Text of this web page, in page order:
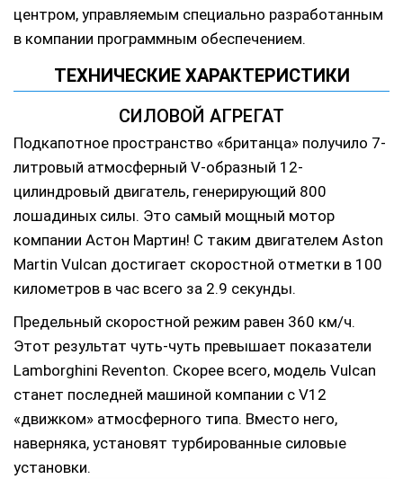
центром, управляемым специально разработанным
в компании программным обеспечением.
ТЕХНИЧЕСКИЕ ХАРАКТЕРИСТИКИ
СИЛОВОЙ АГРЕГАТ
Подкапотное пространство «британца» получило 7-
литровый атмосферный V-образный 12-
цилиндровый двигатель, генерирующий 800
лошадиных силы. Это самый мощный мотор
компании Астон Мартин! С таким двигателем Aston
Martin Vulcan достигает скоростной отметки в 100
километров в час всего за 2.9 секунды.
Предельный скоростной режим равен 360 км/ч.
Этот результат чуть-чуть превышает показатели
Lamborghini Reventon. Скорее всего, модель Vulcan
станет последней машиной компании с V12
«движком» атмосферного типа. Вместо него,
наверняка, установят турбированные силовые
установки.